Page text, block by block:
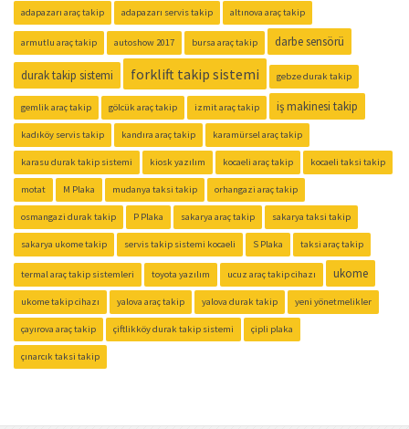
adapazarı araç takip adapazarı servis takip altınova araç takip
armutlu araç takip autoshow 2017 bursa araç takip darbe sensörü
durak takip sistemi forklift takip sistemi gebze durak takip
gemlik araç takip gölcük araç takip izmit araç takip iş makinesi takip
kadıköy servis takip kandıra araç takip karamürsel araç takip
karasu durak takip sistemi kiosk yazılım kocaeli araç takip kocaeli taksi takip
motat M Plaka mudanya taksi takip orhangazi araç takip
osmangazi durak takip P Plaka sakarya araç takip sakarya taksi takip
sakarya ukome takip servis takip sistemi kocaeli S Plaka taksi araç takip
termal araç takip sistemleri toyota yazılım ucuz araç takip cihazı ukome
ukome takip cihazı yalova araç takip yalova durak takip yeni yönetmelikler
çayırova araç takip çiftlikköy durak takip sistemi çipli plaka
çınarcık taksi takip